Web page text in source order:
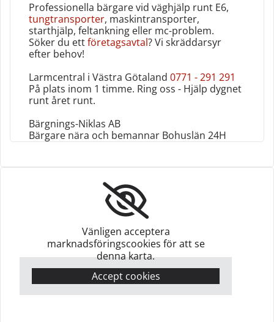
Professionella bärgare vid väghjälp runt E6,
tungtransporter, maskintransporter,
starthjälp, feltankning eller mc-problem.
Söker du ettföretagsavtal? Vi skräddarsyr
efter behov!
Larmcentral i Västra Götaland 0771 - 291 291
På plats inom 1 timme. Ring oss - Hjälp dygnet
runt året runt‎.
Bärgnings-Niklas AB
Bärgare nära och bemannar Bohuslän 24H
Vänligen acceptera
marknadsföringscookies för att se
denna karta.
Accept cookies